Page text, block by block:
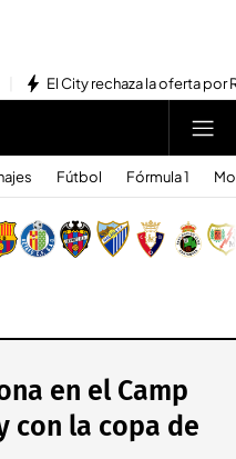
El City rechaza la oferta por
Fútbol Fórmula 1
en el Camp
con la copa de